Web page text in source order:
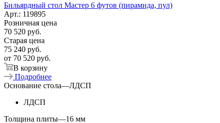
Бильярдный стол Мастер 6 футов (пирамида, пул)
Арт.: 119895
Розничная цена
70 520 руб.
Старая цена
75 240 руб.
от 70 520 руб.
В корзину
Подробнее
Основание стола—ЛДСП
ЛДСП
Толщина плиты—16 мм